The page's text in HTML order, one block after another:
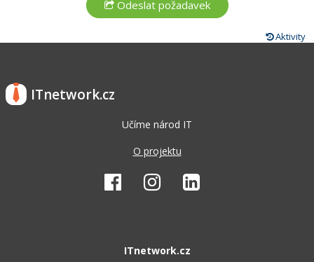
Aktivity
ITnetwork.cz
Učíme národ IT
O projektu
ITnetwork.cz